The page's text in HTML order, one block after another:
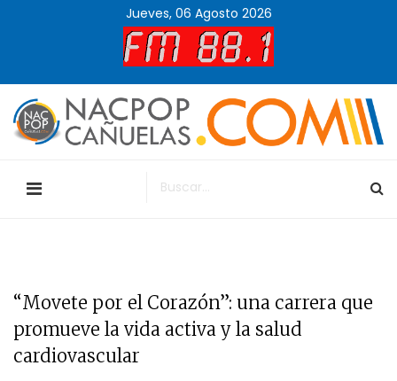
Jueves, 06 Agosto 2026
“Movete por el Corazón”: una carrera que
promueve la vida activa y la salud
cardiovascular